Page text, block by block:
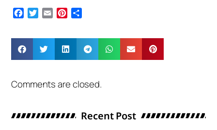
Facebook
Twitter
Email Pinterest
Comments are closed.
Recent Post